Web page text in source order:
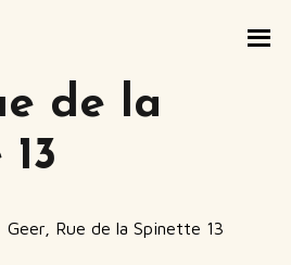
de la
Geer, Rue de la Spinette 13